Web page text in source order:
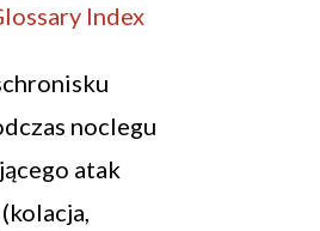
Index
noclegu
atak